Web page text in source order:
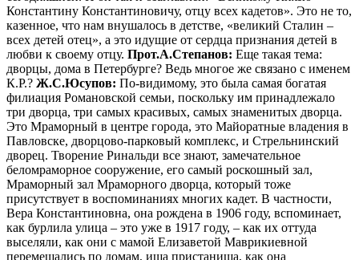
Константину Константиновичу, отцу всех кадетов». Это не то,
казенное, что нам внушалось в детстве, «великий Сталин –
всех детей отец», а это идущие от сердца признания детей в
любви к своему отцу. Прот.А.Степанов: Еще такая тема:
дворцы, дома в Петербурге? Ведь многое же связано с именем
К.Р.? Ж.С.Юсупов: По-видимому, это была самая богатая
филиация Романовской семьи, поскольку им принадлежало
три дворца, три самых красивых, самых знаменитых дворца.
Это Мраморный в центре города, это Майоратные владения в
Павловске, дворцово-парковый комплекс, и Стрельнинский
дворец. Творение Ринальди все знают, замечательное
беломраморное сооружение, его самый роскошный зал,
Мраморный зал Мраморного дворца, который тоже
присутствует в воспоминаниях многих кадет. В частности,
Вера Константиновна, она рождена в 1906 году, вспоминает,
как бурлила улица – это уже в 1917 году, – как их оттуда
выселяли, как они с мамой Елизаветой Маврикиевной
перемещались по домам, ища пристанища, как она